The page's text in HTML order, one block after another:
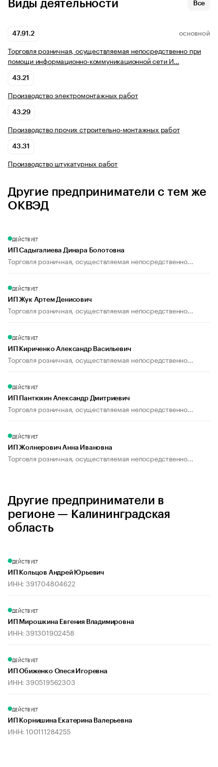
Виды деятельности Все
47.91.2 ОСНОВНОЙ
Торговля розничная, осуществляемая непосредственно при
помощи информационно-коммуникационной сети И…
43.21
Производство электромонтажных работ
43.29
Производство прочих строительно-монтажных работ
43.31
Производство штукатурных работ
Другие предприниматели с тем же
ОКВЭД
ДЕЙСТВУЕТ
ИП Садыгалиева Динара Болотовна
Торговля розничная, осуществляемая непосредственно...
ДЕЙСТВУЕТ
ИП Жук Артем Денисович
Торговля розничная, осуществляемая непосредственно...
ДЕЙСТВУЕТ
ИП Кириченко Александр Васильевич
Торговля розничная, осуществляемая непосредственно...
ДЕЙСТВУЕТ
ИП Пантюхин Александр Дмитриевич
Торговля розничная, осуществляемая непосредственно...
ДЕЙСТВУЕТ
ИП Жолнерович Анна Ивановна
Торговля розничная, осуществляемая непосредственно...
Другие предприниматели в
регионе — Калининградская
область
ДЕЙСТВУЕТ
ИП Кольцов Андрей Юрьевич
ИНН: 391704804622
ДЕЙСТВУЕТ
ИП Мирошкина Евгения Владимировна
ИНН: 391301902458
ДЕЙСТВУЕТ
ИП Обиженко Олеся Игоревна
ИНН: 390519562303
ДЕЙСТВУЕТ
ИП Корнишина Екатерина Валерьевна
ИНН: 100111284255